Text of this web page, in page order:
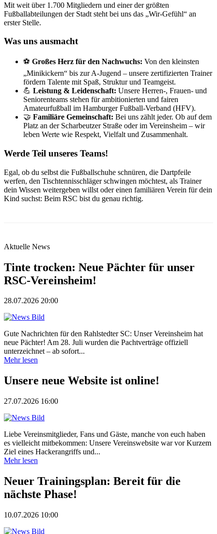
Mit weit über 1.700 Mitgliedern und einer der größten
Fußballabteilungen der Stadt steht bei uns das „Wir-Gefühl“ an
erster Stelle.
Was uns ausmacht
⚽ Großes Herz für den Nachwuchs: Von den kleinsten
„Minikickern“ bis zur A-Jugend – unsere zertifizierten Trainer
fördern Talente mit Spaß, Struktur und Teamgeist.
💪 Leistung & Leidenschaft: Unsere Herren-, Frauen- und
Seniorenteams stehen für ambitionierten und fairen
Amateurfußball im Hamburger Fußball-Verband (HFV).
🤝 Familiäre Gemeinschaft: Bei uns zählt jeder. Ob auf dem
Platz an der Scharbeutzer Straße oder im Vereinsheim – wir
leben Werte wie Respekt, Vielfalt und Zusammenhalt.
Werde Teil unseres Teams!
Egal, ob du selbst die Fußballschuhe schnüren, die Dartpfeile
werfen, den Tischtennisschläger schwingen möchtest, als Trainer
dein Wissen weitergeben willst oder einen familiären Verein für dein
Kind suchst: Beim RSC bist du genau richtig.
Aktuelle News
Tinte trocken: Neue Pächter für unser
RSC-Vereinsheim!
28.07.2026 20:00
Gute Nachrichten für den Rahlstedter SC: Unser Vereinsheim hat
neue Pächter! Am 28. Juli wurden die Pachtverträge offiziell
unterzeichnet – ab sofort...
Mehr lesen
Unsere neue Website ist online!
27.07.2026 16:00
Liebe Vereinsmitglieder, Fans und Gäste, manche von euch haben
es vielleicht mitbekommen: Unsere Vereinswebsite war vor Kurzem
Ziel eines Hackerangriffs und...
Mehr lesen
Neuer Trainingsplan: Bereit für die
nächste Phase!
10.07.2026 10:00